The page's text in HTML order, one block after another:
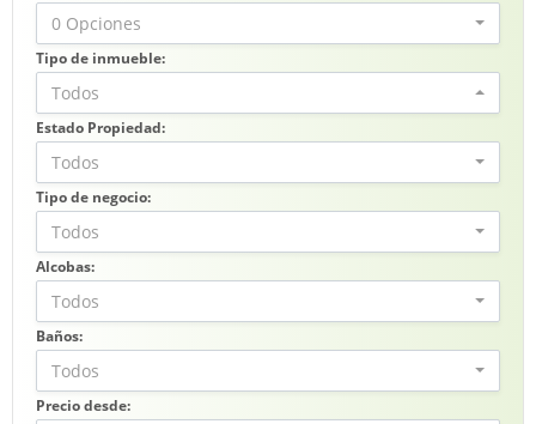
0 Opciones
Tipo de inmueble:
Todos
Estado Propiedad:
Todos
Tipo de negocio:
Todos
Alcobas:
Todos
Baños:
Todos
Precio desde: